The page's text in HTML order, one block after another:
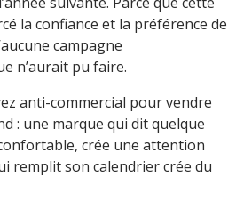
la confiance et la préférence de
campagne
n’aurait pu faire.
anti-commercial pour vendre
: une marque qui dit quelque
crée une attention
remplit son calendrier crée du